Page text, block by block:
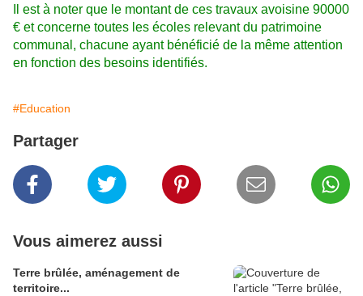
Il est à noter que le montant de ces travaux avoisine 90000
€ et concerne toutes les écoles relevant du patrimoine
communal, chacune ayant bénéficié de la même attention
en fonction des besoins identifiés.
#Education
Partager
Vous aimerez aussi
Terre brûlée, aménagement de
territoire...